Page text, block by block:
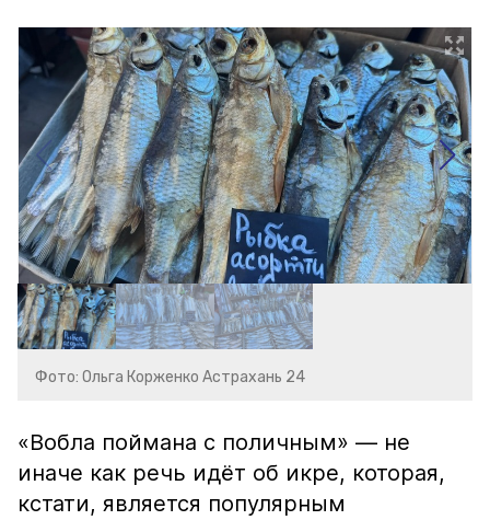
Фото: Ольга Корженко Астрахань 24
«Вобла поймана с поличным» — не
иначе как речь идёт об икре, которая,
кстати, является популярным